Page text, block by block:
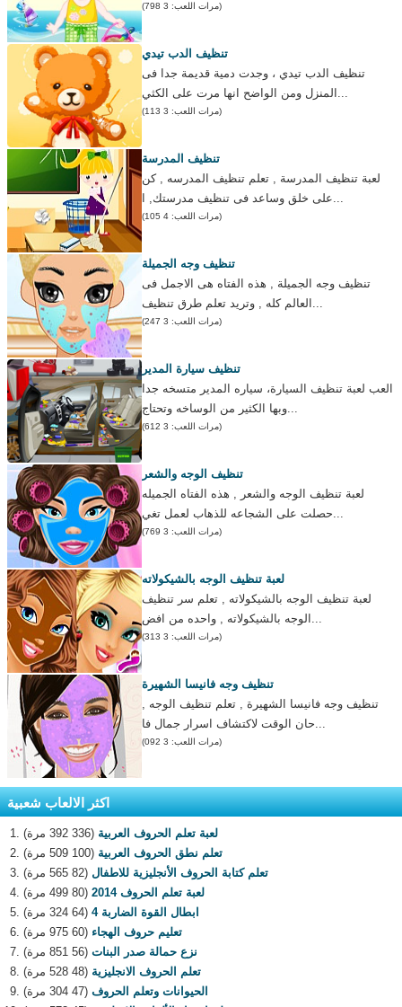
(مرات اللعب: 3 798)
تنظيف الدب تيدي
تنظيف الدب تيدي ، وجدت دمية قديمة جدا فى
المنزل ومن الواضح انها مرت على الكثي...
(مرات اللعب: 3 113)
تنظيف المدرسة
لعبة تنظيف المدرسة , تعلم تنظيف المدرسه , كن
على خلق وساعد فى تنظيف مدرستك, ا...
(مرات اللعب: 4 105)
تنظيف وجه الجميلة
تنظيف وجه الجميلة , هذه الفتاه هى الاجمل فى
العالم كله , وتريد تعلم طرق تنظيف...
(مرات اللعب: 3 247)
تنظيف سيارة المدير
العب لعبة تنظيف السيارة، سياره المدير متسخه جدا
وبها الكثير من الوساخه وتحتاج...
(مرات اللعب: 3 612)
تنظيف الوجه والشعر
لعبة تنظيف الوجه والشعر , هذه الفتاه الجميله
حصلت على الشجاعه للذهاب لعمل تغي...
(مرات اللعب: 3 769)
لعبة تنظيف الوجه بالشيكولاته
لعبة تنظيف الوجه بالشيكولاته , تعلم سر تنظيف
الوجه بالشيكولاته , واحده من افض...
(مرات اللعب: 3 313)
تنظيف وجه فانيسا الشهيرة
تنظيف وجه فانيسا الشهيرة , تعلم تنظيف الوجه ,
حان الوقت لاكتشاف اسرار جمال فا...
(مرات اللعب: 3 092)
اكثر الالعاب شعبية
لعبة تعلم الحروف العربية (336 392 مرة)
تعلم نطق الحروف العربية (100 509 مرة)
تعلم كتابة الحروف الأنجليزية للاطفال (82 565 مرة)
لعبة تعلم الحروف 2014
(80 499 مرة)
ابطال القوة الضاربة 4
(64 324 مرة)
تعليم حروف الهجاء (60 975 مرة)
نزع حمالة صدر البنات (56 851 مرة)
تعلم الحروف الانجليزية (48 528 مرة)
الحيوانات وتعلم الحروف (47 304 مرة)